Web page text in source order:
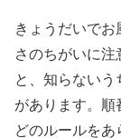
きょうだいでお
さのちがいに
と、知らないう
があります。順
どのルールをあ